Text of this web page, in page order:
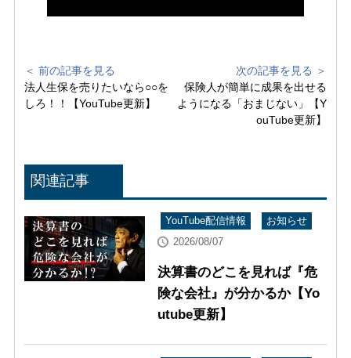
＜ 前の記事を見る
法人生保を売りたいなら○○を
しろ！！【YouTube更新】
次の記事を見る ＞
保険人が簡単に成果を出せる
ようになる「おまじない」【Y
ouTube更新】
関連記事
YouTube配信情報
お知らせ
2026/08/07
決算書のどこを見れば『危
険な会社』が分かるか【Yo
utube更新】